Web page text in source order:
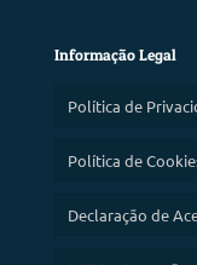
Informação Legal
Política de
Política de
Declaração de